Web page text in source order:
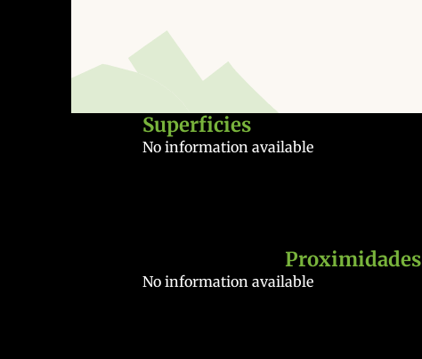
Superficies
No information available
Proximidades
No information available